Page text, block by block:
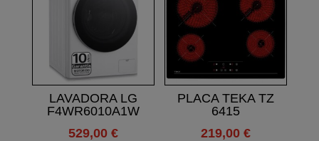
LAVADORA LG
F4WR6010A1W
529,00 €
PLACA TEKA TZ
6415
219,00€